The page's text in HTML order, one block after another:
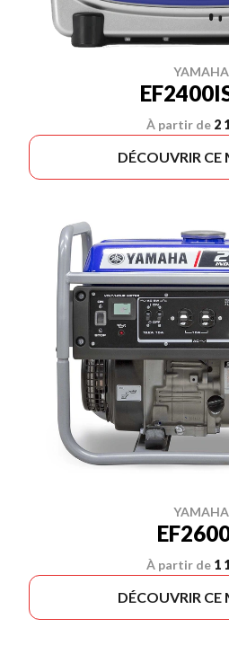
YAMAHA
À partir de 2
DÉCOUVRIR CE
YAMAHA
À partir de 1
DÉCOUVRIR CE